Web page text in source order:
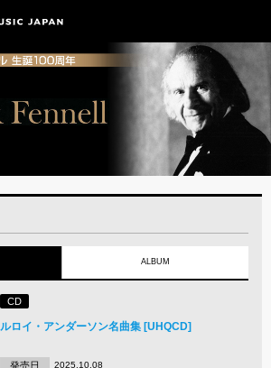
ALBUM
CD
ルロイ・アンダーソン名曲集 [UHQCD]
発売日 2025.10.08